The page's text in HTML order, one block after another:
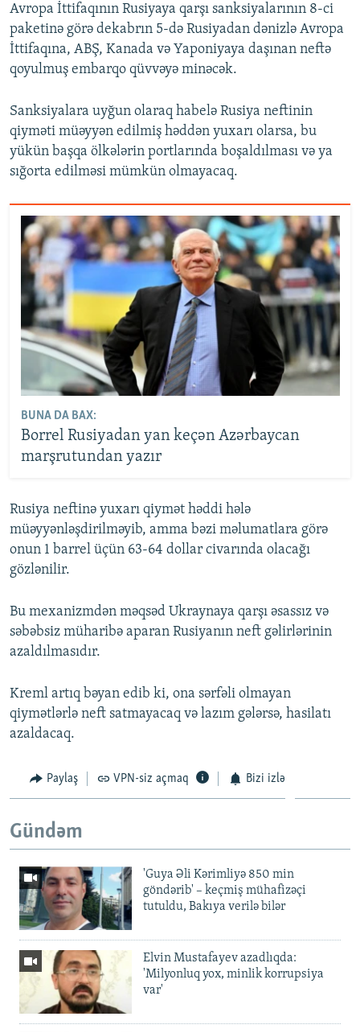
720p 1080p
720p
1080p
Avropa İttifaqının Rusiyaya qarşı sanksiyalarının 8-ci
paketinə görə dekabrın 5-də Rusiyadan dənizlə Avropa
İttifaqına, ABŞ, Kanada və Yaponiyaya daşınan neftə
qoyulmuş embarqo qüvvəyə minəcək.
Sanksiyalara uyğun olaraq habelə Rusiya neftinin
qiyməti müəyyən edilmiş həddən yuxarı olarsa, bu
yükün başqa ölkələrin portlarında boşaldılması və ya
sığorta edilməsi mümkün olmayacaq.
BUNA DA BAX:
Borrel Rusiyadan yan keçən Azərbaycan
marşrutundan yazır
Rusiya neftinə yuxarı qiymət həddi hələ
müəyyənləşdirilməyib, amma bəzi məlumatlara görə
onun 1 barrel üçün 63-64 dollar civarında olacağı
gözlənilir.
Bu mexanizmdən məqsəd Ukraynaya qarşı əsassız və
səbəbsiz müharibə aparan Rusiyanın neft gəlirlərinin
azaldılmasıdır.
Kreml artıq bəyan edib ki, ona sərfəli olmayan
qiymətlərlə neft satmayacaq və lazım gələrsə, hasilatı
azaldacaq.
Paylaş VPN-siz açmaq Bizi izlə
Gündəm
'Guya Əli Kərimliyə 850 min
göndərib' – keçmiş mühafizəçi
tutuldu, Bakıya verilə bilər
Elvin Mustafayev azadlıqda:
'Milyonluq yox, minlik korrupsiya
var'